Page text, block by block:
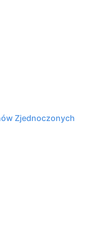
Zjednoczonych